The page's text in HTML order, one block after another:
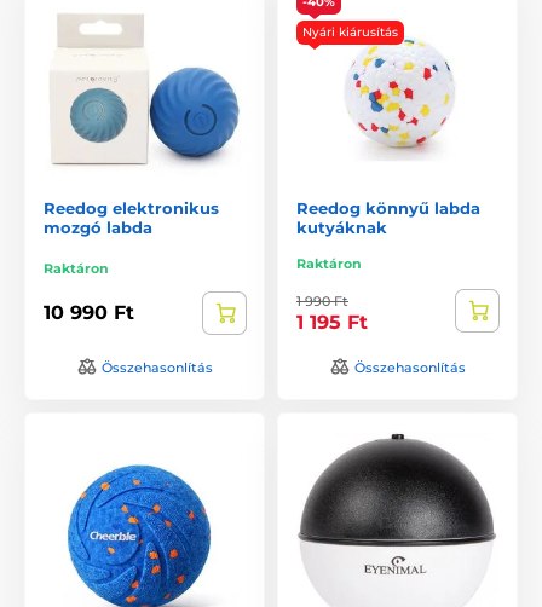
Reedog elektronikus
mozgó labda
Raktáron
10 990 Ft
Összehasonlítás
Nyári kiárusítás
Reedog könnyű labda
kutyáknak
Raktáron
1 990 Ft
1 195 Ft
Összehasonlítás